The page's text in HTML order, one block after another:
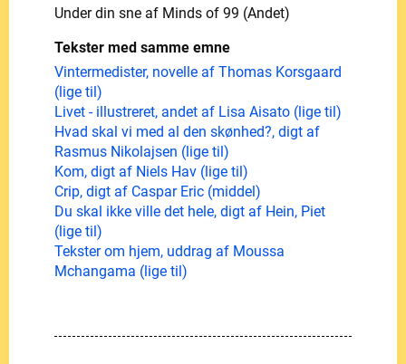
Under din sne af Minds of 99 (Andet)
Tekster med samme emne
Vintermedister, novelle af Thomas Korsgaard
(lige til)
Livet - illustreret, andet af Lisa Aisato (lige til)
Hvad skal vi med al den skønhed?, digt af
Rasmus Nikolajsen (lige til)
Kom, digt af Niels Hav (lige til)
Crip, digt af Caspar Eric (middel)
Du skal ikke ville det hele, digt af Hein, Piet
(lige til)
Tekster om hjem, uddrag af Moussa
Mchangama (lige til)